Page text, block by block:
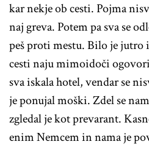
kar nekje ob cesti. Pojma
naj greva. Potem pa sva se
peš proti mestu. Bilo je jutro
cesti naju mimoidoči ogovori
sva iskala hotel, vendar se
je ponujal moški. Zdel se
zgledal je kot prevarant.
enim Nemcem in nama je